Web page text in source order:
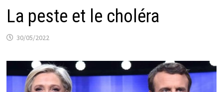
La peste et le choléra
30/05/2022